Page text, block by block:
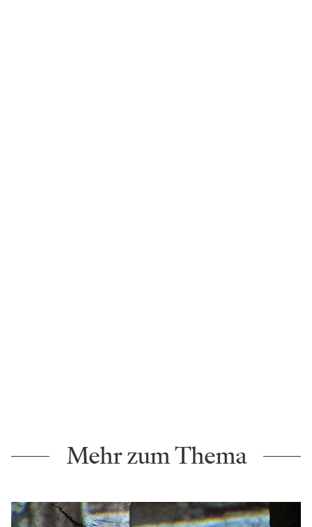
Mehr zum Thema